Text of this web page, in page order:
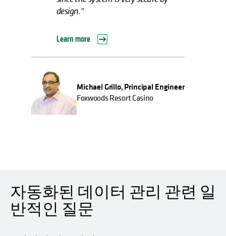
Read the case study
David Bannister, Vice President of
반적인 질문
데이터 자동화란?